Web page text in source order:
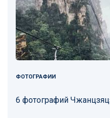
ФОТОГРАФИИ
6 фотографий